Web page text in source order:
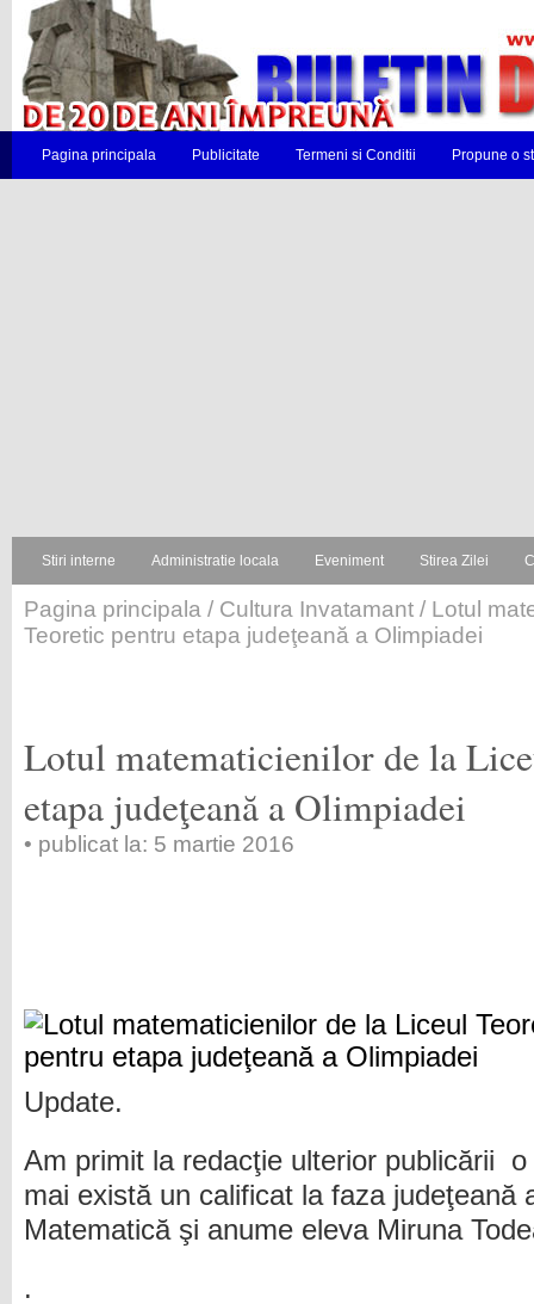
Pagina principala Publicitate Termeni si Conditii Propune o
Stiri interne Administratie locala Eveniment Stirea Zilei
Pagina principala / Cultura Invatamant / Lotul
Teoretic pentru etapa judeţeană a Olimpiadei
Lotul matematicienilor de la
etapa judeţeană a Olimpiadei
• publicat la: 5 martie 2016
Update.
Am primit la redacţie ulterior publicării
mai există un calificat la faza judeţeană
Matematică şi anume eleva Miruna
.